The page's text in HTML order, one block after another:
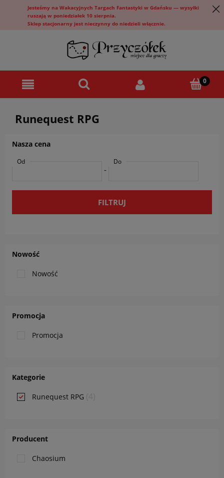
Jesteśmy na Wakacyjnych Targach Fantastyki w Gdańsku — wysyłki
ruszają w poniedziałek 10 sierpnia.
Sklep stacjonarny jest nieczynny do niedzieli włącznie.
Runequest RPG
Nowość
Nowość
Promocja
Promocja
Kategorie
Runequest RPG
Producent
Chaosium
Nasza cena
Od
-
Do
FILTRUJ